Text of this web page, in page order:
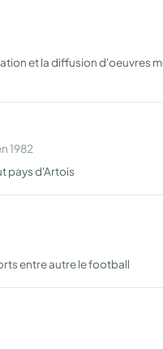
et la diffusion d'oeuvres
1982
pays d'Artois
entre autre le football